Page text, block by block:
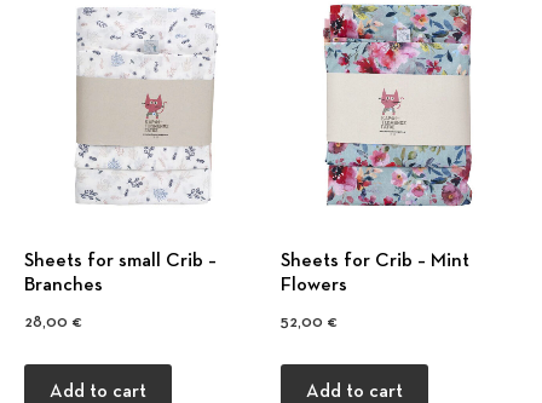
Sheets for small Crib –
Branches
28,00 €
Add to cart
Sheets for Crib – Mint
Flowers
52,00 €
Add to cart